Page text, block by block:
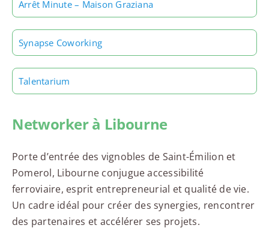
Arrêt Minute – Maison Graziana
Synapse Coworking
Talentarium
Networker à Libourne
Porte d’entrée des vignobles de Saint-Émilion et
Pomerol, Libourne conjugue accessibilité
ferroviaire, esprit entrepreneurial et qualité de vie.
Un cadre idéal pour créer des synergies, rencontrer
des partenaires et accélérer ses projets.